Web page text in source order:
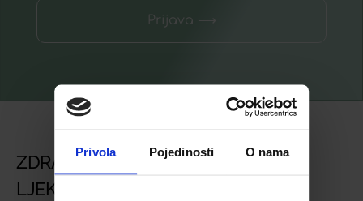
Privola Pojedinosti O nama
Prijava ⟶
ZDRAVSTVENA USTANOVA
LJEKARNA BJELOVAR